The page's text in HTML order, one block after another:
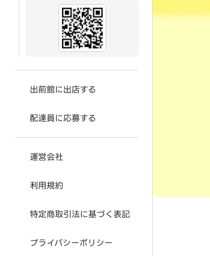
出前館に出店する
配達員に応募する
運営会社
利用規約
特定商取引法に基づく表記
プライバシーポリシー